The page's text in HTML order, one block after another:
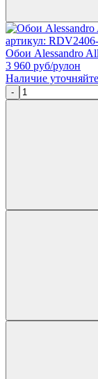
артикул:
Обои Alessandro
3 960 руб/рулон
Наличие уточняйте
-